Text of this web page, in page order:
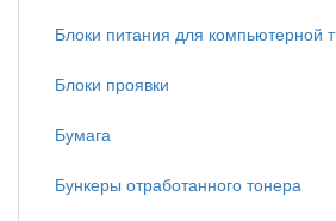
Блоки питания для компьютерной т
Блоки проявки
Бумага
Бункеры отработанного тонера